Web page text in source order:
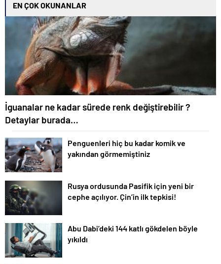
EN ÇOK OKUNANLAR
İguanalar ne kadar sürede renk değiştirebilir ?
Detaylar burada…
Penguenleri hiç bu kadar komik ve
yakından görmemiştiniz
Rusya ordusunda Pasifik için yeni bir
cephe açılıyor. Çin’in ilk tepkisi!
Abu Dabi’deki 144 katlı gökdelen böyle
yıkıldı